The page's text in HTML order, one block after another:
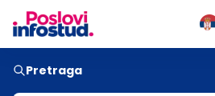
Pretraga